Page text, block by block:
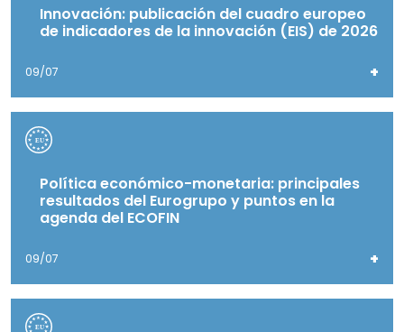
Innovación: publicación del cuadro europeo
de indicadores de la innovación (EIS) de 2026
09/07 +
Política económico-monetaria: principales
resultados del Eurogrupo y puntos en la
agenda del ECOFIN
09/07 +